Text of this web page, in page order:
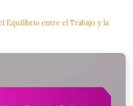
Equilibrio entre el Trabajo y la